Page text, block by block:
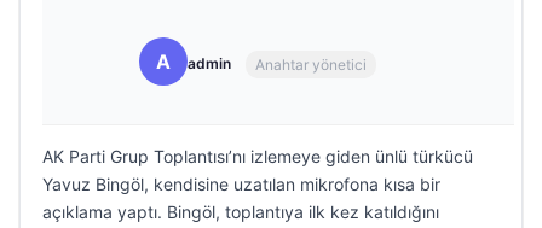
A admin Anahtar yönetici
AK Parti Grup Toplantısı’nı izlemeye giden ünlü türkücü
Yavuz Bingöl, kendisine uzatılan mikrofona kısa bir
açıklama yaptı. Bingöl, toplantıya ilk kez katıldığını